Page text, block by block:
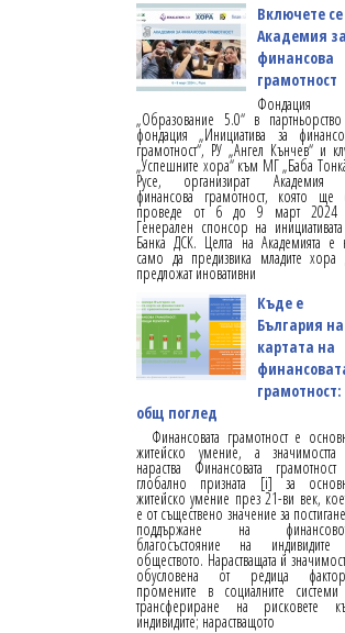
Включете
Академия за
финансова
грамотност
Фондация
„Образование 5.0“ в
фондация „Инициатива за
грамотност“, РУ „Ангел Кънчев“ и
„Успешните хора“ към МГ „Баба
Русе, организират Академия
финансова грамотност, която ще
проведе от 6 до 9 март 2024
Генерален спонсор на
Банка ДСК. Целта на Академията е
само да предизвика младите хора
предложат иновативни
Къде е
България на
картата на
грамотност:
общ поглед
Финансовата грамотност е
житейско умение, а
нараства Финансовата
глобално призната [i] за
житейско умение през 21-ви век,
е от съществено значение за
поддържане на
благосъстояние на
обществото. Нарастващата й
обусловена от редица
промените в социалните
трансфериране на рисковете
индивидите; нарастващото